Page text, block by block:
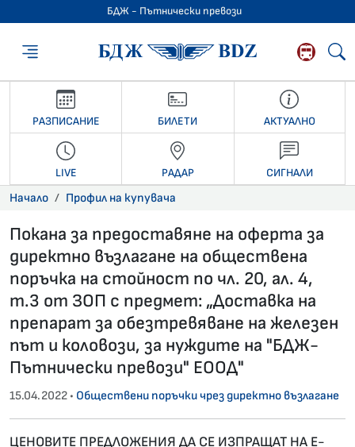
БДЖ - Пътнически превози
БДЖ -
РАЗПИСАНИЕ БИЛЕТИ АКТУАЛНО
LIVE РАДАР СИГНАЛИ
Начало Профил на купувача
Покана за предоставяне на оферта за
директно възлагане на обществена
поръчка на стойност по чл. 20, ал. 4,
т.3 от ЗОП с предмет: „Доставка на
препарат за обезтревяване на железен
път и коловози, за нуждите на "БДЖ-
Пътнически превози" ЕООД"
15.04.2022 • Обществени поръчки чрез директно възлагане
ЦЕНОВИТЕ ПРЕДЛОЖЕНИЯ ДА СЕ ИЗПРАЩАТ НА E-